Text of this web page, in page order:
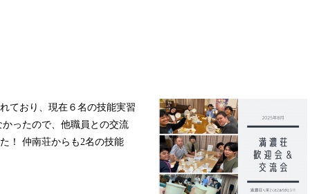
ており、現在６名の技能実習
ったので、他職員との交流
！ 仲南荘からも2名の技能